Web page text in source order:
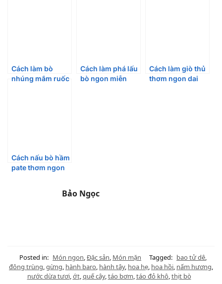
Cách làm bò
nhúng mắm ruốc
Cách làm phá lấu
bò ngon miễn
Cách làm giò thủ
thơm ngon dai
Cách nấu bò hầm
pate thơm ngon
Bảo Ngọc
Posted in: Món ngon,Đặc sản, Món mặn Tagged: bao tử dê,
đông trùng,gừng, hành baro, hành tây, hoa hẹ, hoa hồi, nấm hương,
nước dừa tươi,ớt,quế cây,táo bơm,táo đỏ khô,thịt bò